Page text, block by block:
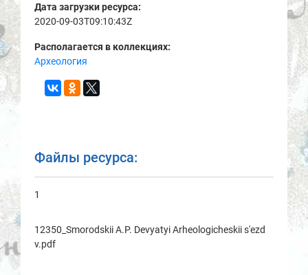
Дата загрузки ресурса:
2020-09-03T09:10:43Z
Располагается в коллекциях:
Археология
Файлы ресурса:
1
12350_Smorodskii A.P. Devyatyi Arheologicheskii s'ezd
v.pdf